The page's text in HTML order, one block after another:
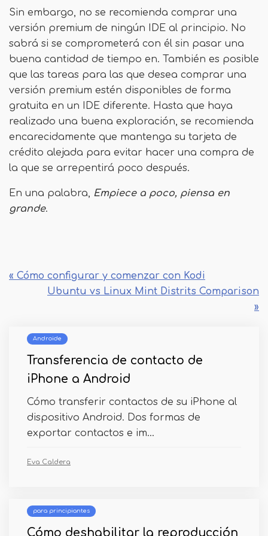
Sin embargo, no se recomienda comprar una
versión premium de ningún IDE al principio. No
sabrá si se comprometerá con él sin pasar una
buena cantidad de tiempo en. También es posible
que las tareas para las que desea comprar una
versión premium estén disponibles de forma
gratuita en un IDE diferente. Hasta que haya
realizado una buena exploración, se recomienda
encarecidamente que mantenga su tarjeta de
crédito alejada para evitar hacer una compra de
la que se arrepentirá poco después.
En una palabra, Empiece a poco, piensa en
grande.
« Cómo configurar y comenzar con Kodi
Ubuntu vs Linux Mint Distrits Comparison
»
Androide
Transferencia de contacto de
iPhone a Android
Cómo transferir contactos de su iPhone al
dispositivo Android. Dos formas de
exportar contactos e im...
Eva Caldera
para principiantes
Cómo deshabilitar la reproducción